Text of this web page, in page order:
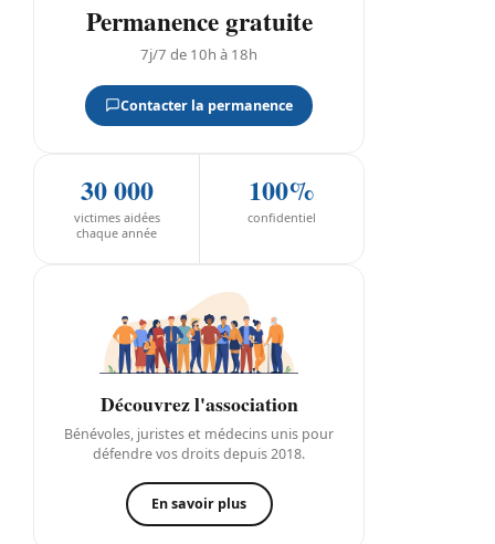
Permanence gratuite
7j/7 de 10h à 18h
Contacter la permanence
30 000
victimes aidées
chaque année
100%
confidentiel
Découvrez l'association
Bénévoles, juristes et médecins unis pour
défendre vos droits depuis 2018.
En savoir plus